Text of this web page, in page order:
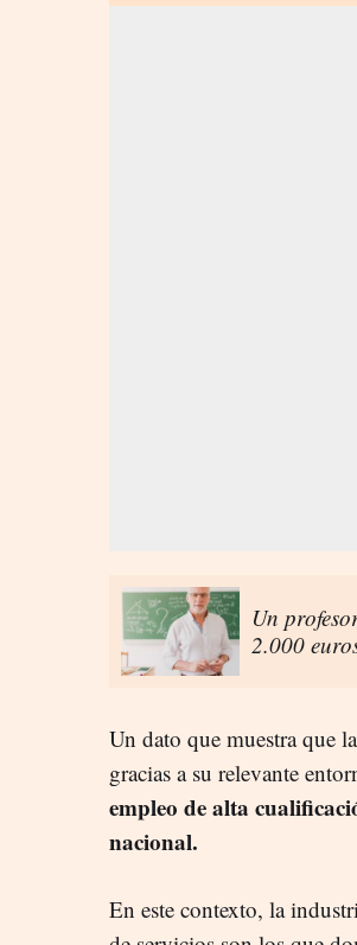
Un
2.000
Un dato que muestra que
gracias a su relevante
empleo de alta
nacional.
En este contexto, la